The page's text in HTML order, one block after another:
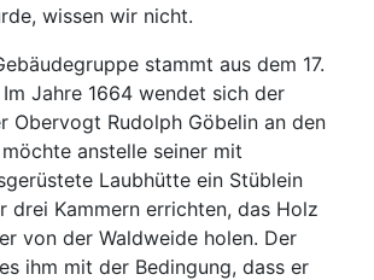
wissen wir nicht.
stammt aus dem 17.
Jahre 1664 wendet sich der
Obervogt Rudolph Göbelin an den
möchte anstelle seiner mit
Laubhütte ein Stüblein
drei Kammern errichten, das Holz
von der Waldweide holen. Der
ihm mit der Bedingung, dass er